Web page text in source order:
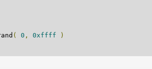
( 0 , 0xffff
)